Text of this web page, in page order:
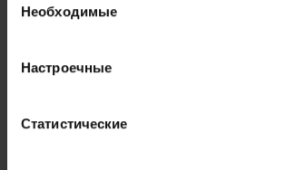
вами их сервисов.
согласия
Необходимые
Настроечные
Статистические
GK Classic and Super Classic